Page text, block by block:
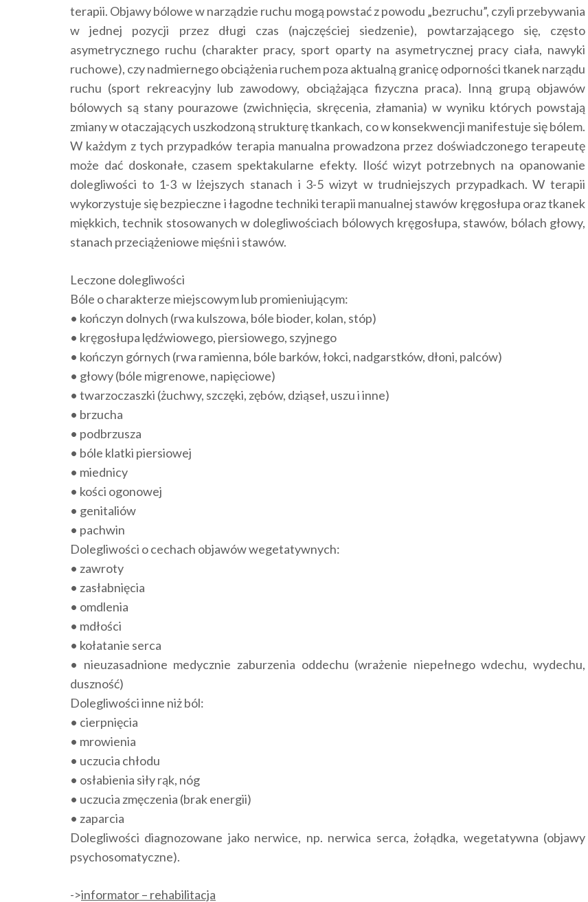
terapii. Objawy bólowe w narządzie ruchu mogą powstać z powodu „bezruchu”, czyli przebywania
w jednej pozycji przez długi czas (najczęściej siedzenie), powtarzającego się, często
asymetrycznego ruchu (charakter pracy, sport oparty na asymetrycznej pracy ciała, nawyki
ruchowe), czy nadmiernego obciążenia ruchem poza aktualną granicę odporności tkanek narządu
ruchu (sport rekreacyjny lub zawodowy, obciążająca fizyczna praca). Inną grupą objawów
bólowych są stany pourazowe (zwichnięcia, skręcenia, złamania) w wyniku których powstają
zmiany w otaczających uszkodzoną strukturę tkankach, co w konsekwencji manifestuje się bólem.
W każdym z tych przypadków terapia manualna prowadzona przez doświadczonego terapeutę
może dać doskonałe, czasem spektakularne efekty. Ilość wizyt potrzebnych na opanowanie
dolegliwości to 1-3 w lżejszych stanach i 3-5 wizyt w trudniejszych przypadkach. W terapii
wykorzystuje się bezpieczne i łagodne techniki terapii manualnej stawów kręgosłupa oraz tkanek
miękkich, technik stosowanych w dolegliwościach bólowych kręgosłupa, stawów, bólach głowy,
stanach przeciążeniowe mięśni i stawów.
Leczone dolegliwości
Bóle o charakterze miejscowym lub promieniującym:
• kończyn dolnych (rwa kulszowa, bóle bioder, kolan, stóp)
• kręgosłupa lędźwiowego, piersiowego, szyjnego
• kończyn górnych (rwa ramienna, bóle barków, łokci, nadgarstków, dłoni, palców)
• głowy (bóle migrenowe, napięciowe)
• twarzoczaszki (żuchwy, szczęki, zębów, dziąseł, uszu i inne)
• brzucha
• podbrzusza
• bóle klatki piersiowej
• miednicy
• kości ogonowej
• genitaliów
• pachwin
Dolegliwości o cechach objawów wegetatywnych:
• zawroty
• zasłabnięcia
• omdlenia
• mdłości
• kołatanie serca
• nieuzasadnione medycznie zaburzenia oddechu (wrażenie niepełnego wdechu, wydechu,
duszność)
Dolegliwości inne niż ból:
• cierpnięcia
• mrowienia
• uczucia chłodu
• osłabienia siły rąk, nóg
• uczucia zmęczenia (brak energii)
• zaparcia
Dolegliwości diagnozowane jako nerwice, np. nerwica serca, żołądka, wegetatywna (objawy
psychosomatyczne).
->informator – rehabilitacja